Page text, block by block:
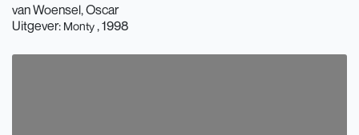
van Woensel, Oscar
Uitgever: Monty , 1998